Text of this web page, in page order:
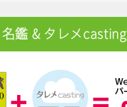
鑑 & タレメcasting